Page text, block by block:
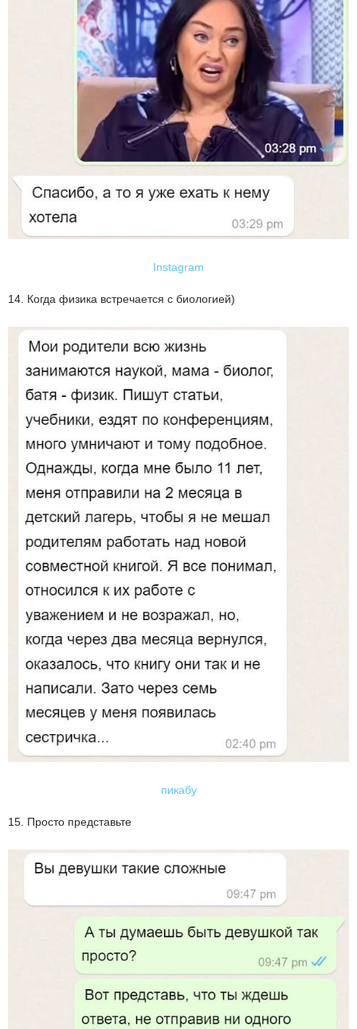
Instagram
14. Когда физика встречается с биологией)
пикабу
15. Просто представьте